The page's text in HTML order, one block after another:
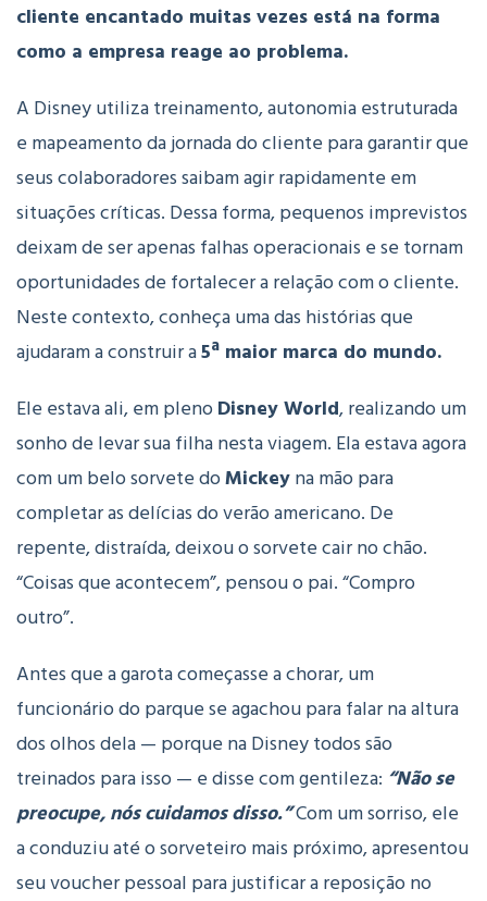
cliente encantado muitas vezes está na forma
como a empresa reage ao problema.
A Disney utiliza treinamento, autonomia estruturada
e mapeamento da jornada do cliente para garantir que
seus colaboradores saibam agir rapidamente em
situações críticas. Dessa forma, pequenos imprevistos
deixam de ser apenas falhas operacionais e se tornam
oportunidades de fortalecer a relação com o cliente.
Neste contexto, conheça uma das histórias que
ajudaram a construir a5ª maior marca do mundo.
Ele estava ali, em plenoDisney World, realizando um
sonho de levar sua filha nesta viagem. Ela estava agora
com um belo sorvete doMickeyna mão para
completar as delícias do verão americano. De
repente, distraída, deixou o sorvete cair no chão.
“Coisas que acontecem”, pensou o pai. “Compro
outro”.
Antes que a garota começasse a chorar, um
funcionário do parque se agachou para falar na altura
dos olhos dela — porque na Disney todos são
treinados para isso — e disse com gentileza: “Não se
preocupe, nós cuidamos disso.”Com um sorriso, ele
a conduziu até o sorveteiro mais próximo, apresentou
seu voucher pessoal para justificar a reposição no